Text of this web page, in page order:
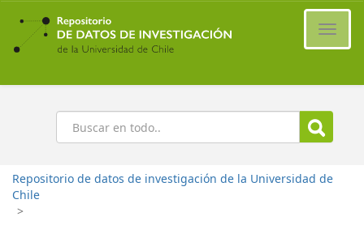
Ir
contenido
principal
Buscar
Repositorio de datos de investigación de la Universidad de
Chile
>